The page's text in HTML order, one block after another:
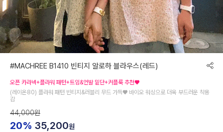
#MACHREE B1410 빈티지 알로하 블라우스(레드)
오픈 카라넥+플라워 패턴+트임&언발 밑단+커플룩 추천♥
(레이온80) 플라워 패턴 빈티지&러블리 무드 가득♥ 바이오 워싱으로 더욱 부드러운 착용
감
44,000원
20% 35,200원